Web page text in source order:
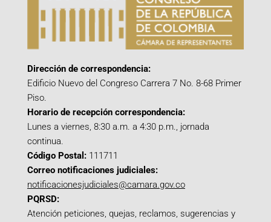
Dirección de correspondencia:
Edificio Nuevo del Congreso Carrera 7 No. 8-68 Primer
Piso.
Horario de recepción correspondencia:
Lunes a viernes, 8:30 a.m. a 4:30 p.m., jornada
continua.
Código Postal: 111711
Correo notificaciones judiciales:
notificacionesjudiciales@camara.gov.co
PQRSD:
Atención peticiones, quejas, reclamos, sugerencias y